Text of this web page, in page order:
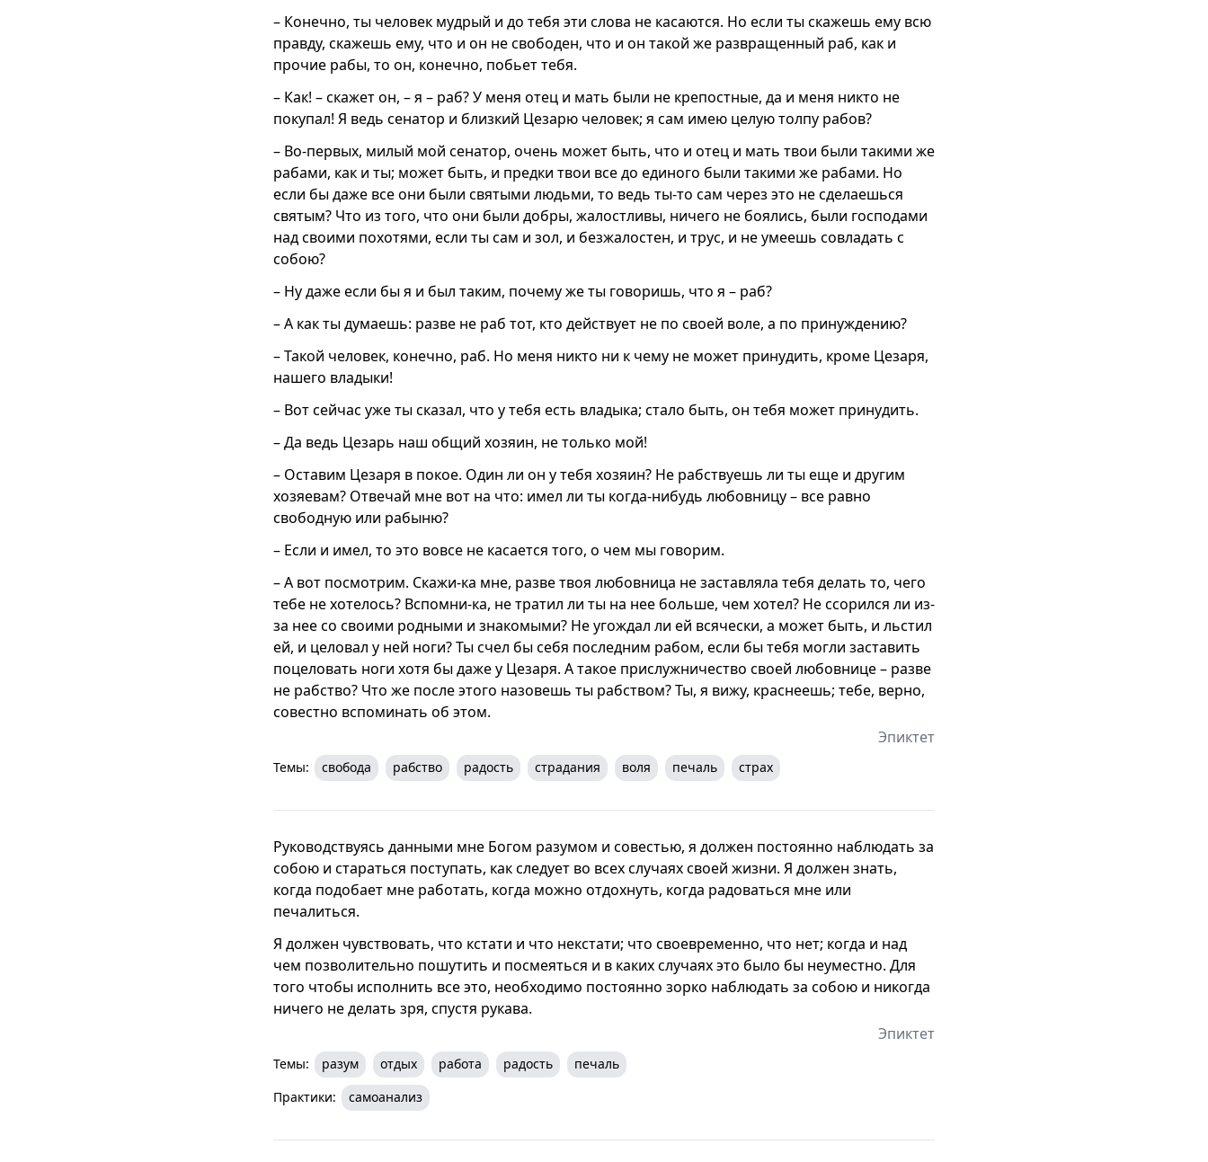
– Конечно, ты человек мудрый и до тебя эти слова не касаются. Но если ты скажешь ему всю
правду, скажешь ему, что и он не свободен, что и он такой же развращенный раб, как и
прочие рабы, то он, конечно, побьет тебя.
– Как! – скажет он, – я – раб? У меня отец и мать были не крепостные, да и меня никто не
покупал! Я ведь сенатор и близкий Цезарю человек; я сам имею целую толпу рабов?
– Во-первых, милый мой сенатор, очень может быть, что и отец и мать твои были такими же
рабами, как и ты; может быть, и предки твои все до единого были такими же рабами. Но
если бы даже все они были святыми людьми, то ведь ты-то сам через это не сделаешься
святым? Что из того, что они были добры, жалостливы, ничего не боялись, были господами
над своими похотями, если ты сам и зол, и безжалостен, и трус, и не умеешь совладать с
собою?
– Ну даже если бы я и был таким, почему же ты говоришь, что я – раб?
– А как ты думаешь: разве не раб тот, кто действует не по своей воле, а по принуждению?
– Такой человек, конечно, раб. Но меня никто ни к чему не может принудить, кроме Цезаря,
нашего владыки!
– Вот сейчас уже ты сказал, что у тебя есть владыка; стало быть, он тебя может принудить.
– Да ведь Цезарь наш общий хозяин, не только мой!
– Оставим Цезаря в покое. Один ли он у тебя хозяин? Не рабствуешь ли ты еще и другим
хозяевам? Отвечай мне вот на что: имел ли ты когда-нибудь любовницу – все равно
свободную или рабыню?
– Если и имел, то это вовсе не касается того, о чем мы говорим.
– А вот посмотрим. Скажи-ка мне, разве твоя любовница не заставляла тебя делать то, чего
тебе не хотелось? Вспомни-ка, не тратил ли ты на нее больше, чем хотел? Не ссорился ли из-
за нее со своими родными и знакомыми? Не угождал ли ей всячески, а может быть, и льстил
ей, и целовал у ней ноги? Ты счел бы себя последним рабом, если бы тебя могли заставить
поцеловать ноги хотя бы даже у Цезаря. А такое прислужничество своей любовнице – разве
не рабство? Что же после этого назовешь ты рабством? Ты, я вижу, краснеешь; тебе, верно,
совестно вспоминать об этом.
Эпиктет
Темы: свобода рабство радость страдания воля печаль страх
Руководствуясь данными мне Богом разумом и совестью, я должен постоянно наблюдать за
собою и стараться поступать, как следует во всех случаях своей жизни. Я должен знать,
когда подобает мне работать, когда можно отдохнуть, когда радоваться мне или
печалиться.
Я должен чувствовать, что кстати и что некстати; что своевременно, что нет; когда и над
чем позволительно пошутить и посмеяться и в каких случаях это было бы неуместно. Для
того чтобы исполнить все это, необходимо постоянно зорко наблюдать за собою и никогда
ничего не делать зря, спустя рукава.
Эпиктет
Темы: разум отдых работа радость
печаль
Практики:
самоанализ